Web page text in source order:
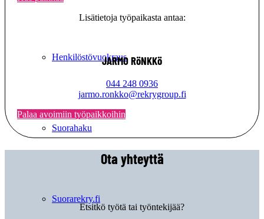
Henkilöstövuokraus
Suorahaku
Suorarekry.fi
Lisätietoja työpaikasta antaa:
JARMO RöNKKö
044 248 0936
jarmo.ronkko@rekrygroup.fi
Palaa avoimiin työpaikkoihin
Ota yhteyttä
Etsitkö työtä tai työntekijää?